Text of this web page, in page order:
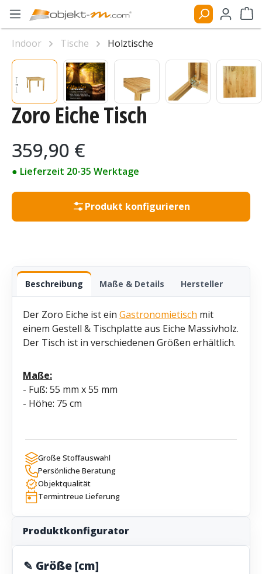
Zum Hauptinhalt springen
Zoro Eiche Tisch
Regulärer Preis:
359,90 €
● Lieferzeit 20-35 Werktage
Produkt konfigurieren
Beschreibung Maße & Details Hersteller
Der Zoro Eiche ist ein Gastronomietisch mit
einem Gestell & Tischplatte aus Eiche Massivholz.
Der Tisch ist in verschiedenen Größen erhältlich.
Maße:
- Fuß: 55 mm x 55 mm
- Höhe: 75 cm
Große Stoffauswahl
Persönliche Beratung
Objektqualität
Termintreue Lieferung
Produktkonfigurator
✎ Größe [cm]
Indoor Tische
Holztische
Bildergalerie überspringen